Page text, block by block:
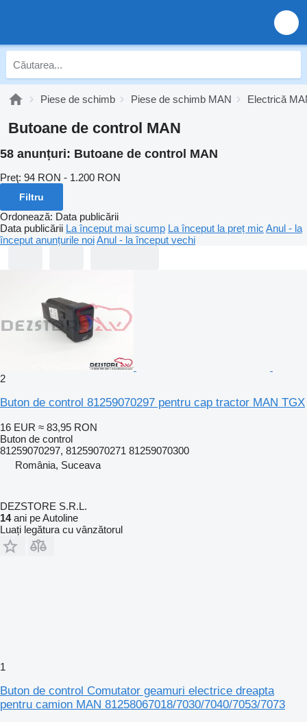
Piese de schimb Piese de schimb MAN Electrică
Butoane de control MAN
58 anunțuri: Butoane de control MAN
Preţ: 94 RON - 1.200 RON
Filtru
Ordonează: Data publicării
Data publicării La început mai scump La început la preț mic Anul - la
început anunțurile noiAnul - la început vechi
2
Buton de control 81259070297 pentru cap tractor MAN TGX
16 EUR ≈ 83,95 RON
Buton de control
81259070297, 81259070271 81259070300
România, Suceava
DEZSTORE S.R.L.
14ani pe Autoline
Luați legătura cu vânzătorul
1
Buton de control Comutator geamuri electrice dreapta
pentru camion MAN 81258067018/7030/7040/7053/7073